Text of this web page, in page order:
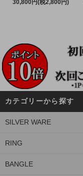
30,800円(税2,800円)
カテゴリーから探す
SILVER WARE
RING
BANGLE